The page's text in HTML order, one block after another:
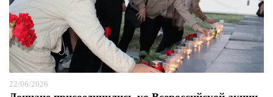
22/06/2026